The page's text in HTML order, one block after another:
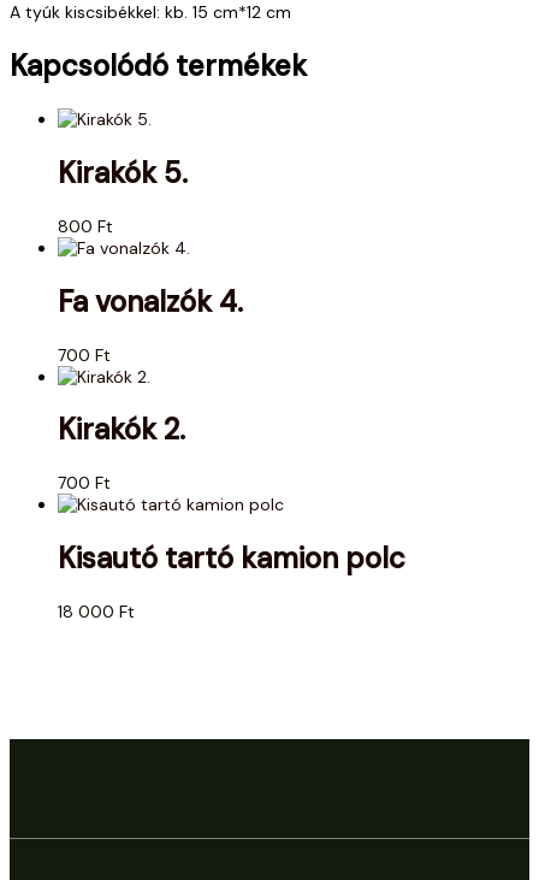
A tyúk kiscsibékkel: kb. 15 cm*12 cm
Kapcsolódó termékek
Kirakók 5.
800 Ft
Fa vonalzók 4.
700 Ft
Kirakók 2.
700 Ft
Kisautó tartó kamion polc
18 000 Ft